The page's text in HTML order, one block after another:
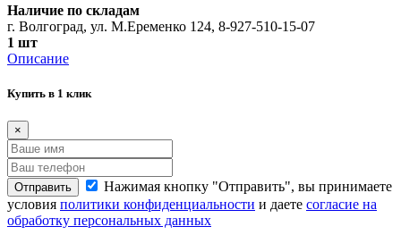
Наличие по складам
г. Волгоград, ул. М.Еременко 124, 8-927-510-15-07
1 шт
Описание
Купить в 1 клик
×
Отправить
Нажимая кнопку "Отправить", вы принимаете
условия политики конфиденциальности и даете согласие на
обработку персональных данных